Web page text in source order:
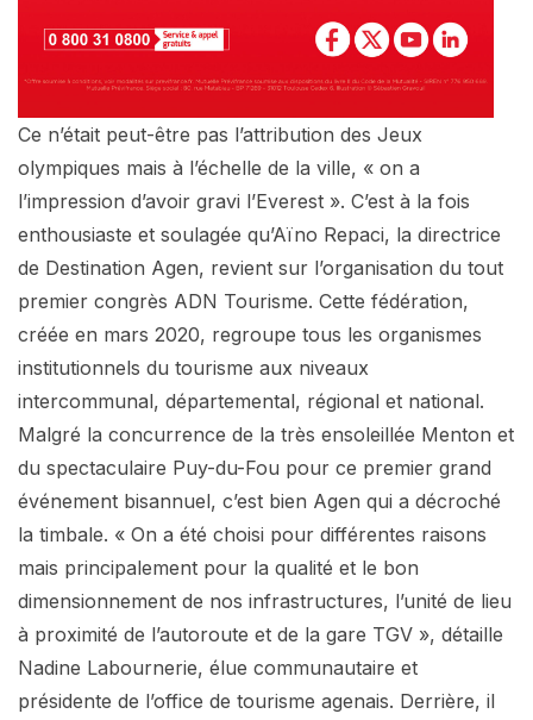
Ce n’était peut-être pas l’attribution des Jeux
olympiques mais à l’échelle de la ville, « on a
l’impression d’avoir gravi l’Everest ». C’est à la fois
enthousiaste et soulagée qu’Aïno Repaci, la directrice
de Destination Agen, revient sur l’organisation du tout
premier congrès ADN Tourisme. Cette fédération,
créée en mars 2020, regroupe tous les organismes
institutionnels du tourisme aux niveaux
intercommunal, départemental, régional et national.
Malgré la concurrence de la très ensoleillée Menton et
du spectaculaire Puy-du-Fou pour ce premier grand
événement bisannuel, c’est bien Agen qui a décroché
la timbale. « On a été choisi pour différentes raisons
mais principalement pour la qualité et le bon
dimensionnement de nos infrastructures, l’unité de lieu
à proximité de l’autoroute et de la gare TGV », détaille
Nadine Labournerie, élue communautaire et
présidente de l’office de tourisme agenais. Derrière, il